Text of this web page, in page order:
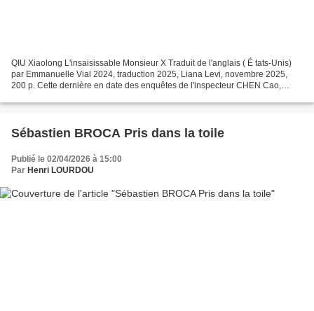
QIU Xiaolong L'insaisissable Monsieur X Traduit de l'anglais ( É tats-Unis)
par Emmanuelle Vial 2024, traduction 2025, Liana Levi, novembre 2025,
200 p. Cette dernière en date des enquêtes de l'inspecteur CHEN Cao,
Sébastien BROCA Pris dans la toile
Publié le 02/04/2026 à 15:00
Par Henri LOURDOU